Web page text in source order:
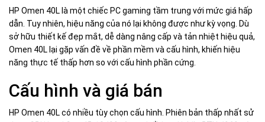
HP Omen 40L là một chiếc PC gaming tầm trung với mức giá hấp
dẫn. Tuy nhiên, hiệu năng của nó lại không được như kỳ vọng. Dù
sở hữu thiết kế đẹp mắt, dễ dàng nâng cấp và tản nhiệt hiệu quả,
Omen 40L lại gặp vấn đề về phần mềm và cấu hình, khiến hiệu
năng thực tế thấp hơn so với cấu hình phần cứng.
Cấu hình và giá bán
HP Omen 40L có nhiều tùy chọn cấu hình. Phiên bản thấp nhất sử